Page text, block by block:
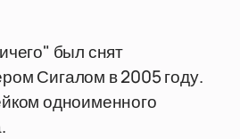
был снят
Сигалом в 2005 году.
одноименного